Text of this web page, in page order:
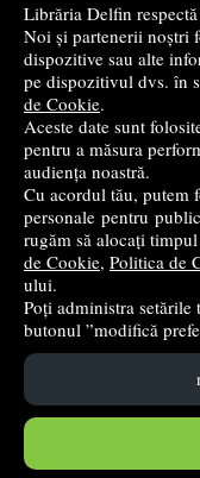
Librăria Delfin
Noi și partenerii noștri
dispozitive sau alte
pe dispozitivul dvs. în
de Cookie.
Aceste date sunt
pentru a măsura
audiența noastră.
Cu acordul tău, putem
personale pentru
rugăm să alocați
de Cookie, Politica de
ului.
Poți administra
butonul ”modifică
Cele mai bune cărți
Top cărți beletristică
...toate știrile
©